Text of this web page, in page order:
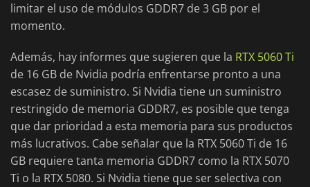
limitar el uso de módulos GDDR7 de 3 GB por el
momento.
Además, hay informes que sugieren que la RTX 5060 Ti
de 16 GB de Nvidia podría enfrentarse pronto a una
escasez de suministro. Si Nvidia tiene un suministro
restringido de memoria GDDR7, es posible que tenga
que dar prioridad a esta memoria para sus productos
más lucrativos. Cabe señalar que la RTX 5060 Ti de 16
GB requiere tanta memoria GDDR7 como la RTX 5070
Ti o la RTX 5080. Si Nvidia tiene que ser selectiva con